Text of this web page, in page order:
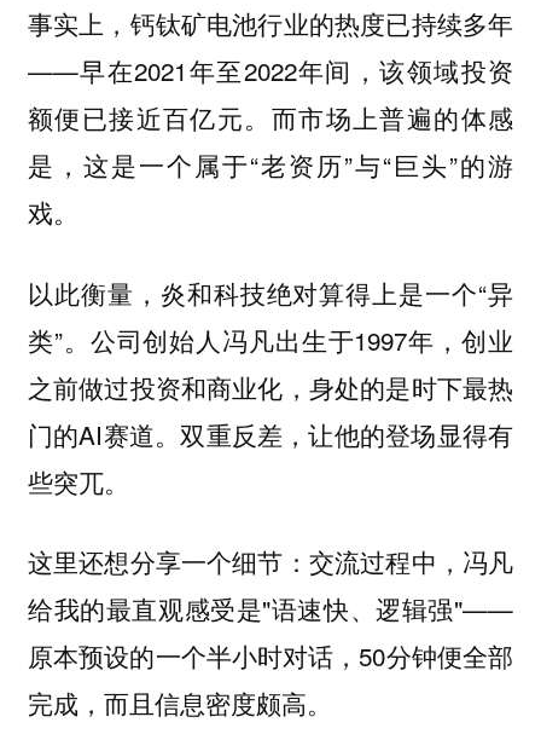
事实上，钙钛矿电池行业的热度已持续多年
——早在2021年至2022年间，该领域投资
额便已接近百亿元。而市场上普遍的体感
是，这是一个属于“老资历”与“巨头”的游
戏。
以此衡量，炎和科技绝对算得上是一个“异
类”。公司创始人冯凡出生于1997年，创业
之前做过投资和商业化，身处的是时下最热
门的AI赛道。双重反差，让他的登场显得有
些突兀。
这里还想分享一个细节：交流过程中，冯凡
给我的最直观感受是"语速快、逻辑强"——
原本预设的一个半小时对话，50分钟便全部
完成，而且信息密度颇高。